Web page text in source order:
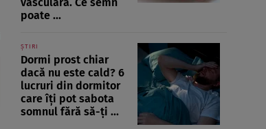
poate ...
ȘTIRI
Dormi prost chiar
dacă nu este cald? 6
lucruri din dormitor
care îți pot sabota
somnul fără să-ți ...